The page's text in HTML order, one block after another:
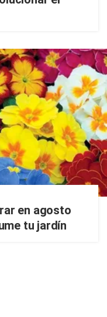
en agosto
tu jardín